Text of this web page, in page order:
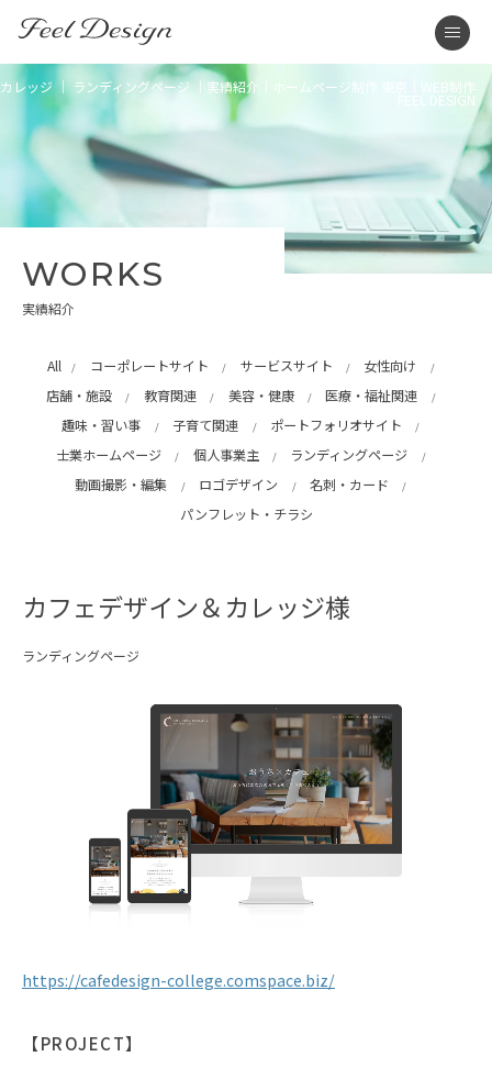
レッジ ｜ ランディングページ ｜実績紹介｜ホームページ制作 東京｜WEB制作
FEEL DESIGN
WORKS
実績紹介
All コーポレートサイト サービスサイト
女性向け
店舗・施設
教育関連 美容・健康
医療・福祉関連
趣味・習い事
子育て関連
ポートフォリオサイト
士業ホームページ
個人事業主
ランディングページ
動画撮影・編集
ロゴデザイン
名刺・カード
パンフレット・チラシ
カフェデザイン＆カレッジ様
ランディングページ
https://cafedesign-college.comspace.biz/
【PROJECT】